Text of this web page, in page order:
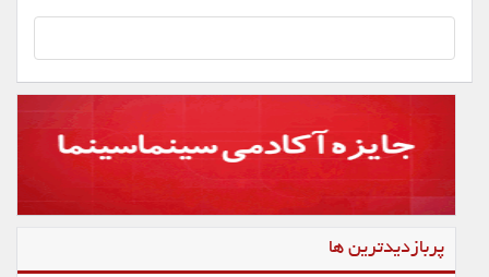
پربازدیدترین ها